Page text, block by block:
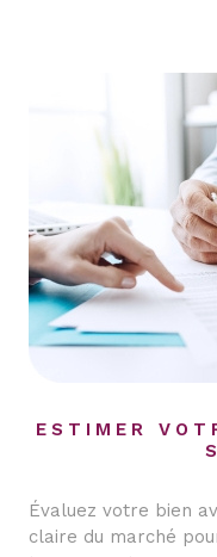
ESTIMER
Évaluez votre bien
claire du marché